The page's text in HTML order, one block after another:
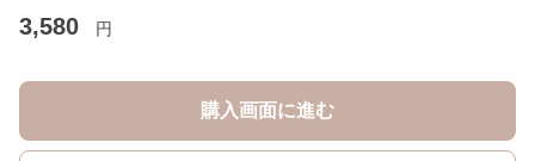
3,580 円
購入画面に進む